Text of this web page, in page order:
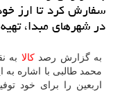
سفارش كرد تا ارز
در شهرهای مبدا،
به گزارش رصدكالا به
محمد طالبی با اشاره به
اربعین را برای خود